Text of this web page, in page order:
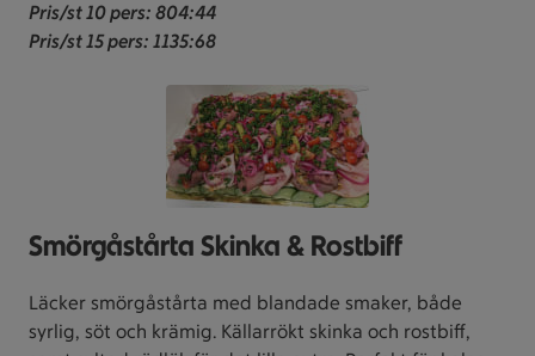
Pris/st 10 pers: 804:44
Pris/st 15 pers: 1135:68
Smörgåstårta Skinka & Rostbiff
Läcker smörgåstårta med blandade smaker, både
syrlig, söt och krämig. Källarrökt skinka och rostbiff,